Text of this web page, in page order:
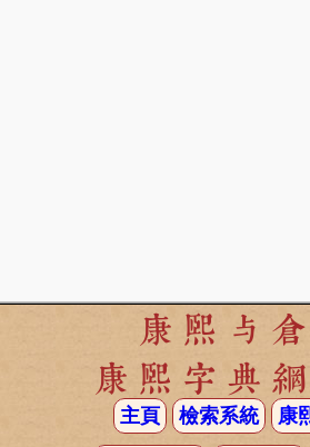
康熙与
康熙字典
主頁 檢索系統 康